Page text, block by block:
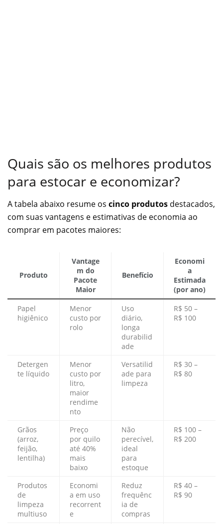
Quais são os melhores produtos
para estocar e economizar?
A tabela abaixo resume os cinco produtos destacados,
com suas vantagens e estimativas de economia ao
comprar em pacotes maiores:
Produto
Vantage
m do
Pacote
Maior
Benefício
Economi
a
Estimada
(por ano)
Papel
higiênico
Menor
custo por
rolo
Uso
diário,
longa
durabilid
ade
R$ 50 –
R$ 100
Detergen
te líquido
Menor
custo por
litro,
maior
rendime
nto
Versatilid
ade para
limpeza
R$ 30 –
R$ 80
Grãos
(arroz,
feijão,
lentilha)
Preço
por quilo
até 40%
mais
baixo
Não
perecível,
ideal
para
estoque
R$ 100 –
R$ 200
Produtos
de
limpeza
multiuso
Economi
a em uso
recorrent
e
Reduz
frequênc
ia de
compras
R$ 40 –
R$ 90